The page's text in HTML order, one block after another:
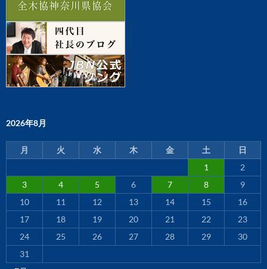
2026年8月
月 火 水 木 金 土
日
1
2
3
4 5 6 7 8
9
10
11 12 13 14 15
16
17
18 19 20 21 22
23
24
25 26 27 28 29
30
31